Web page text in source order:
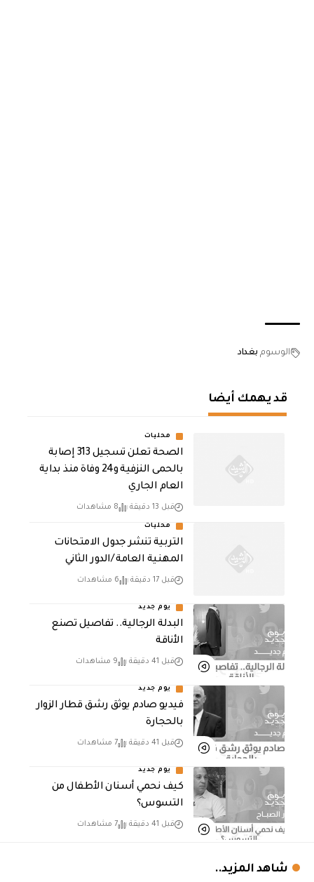
الوسوم بغداد
قد يهمك أيضا
محليات
الصحة تعلن تسجيل 313 إصابة
بالحمى النزفية و24 وفاة منذ بداية
العام الجاري
قبل 13 دقيقة 8 مشاهدات
محليات
التربية تنشر جدول الامتحانات
المهنية العامة /الدور الثاني
قبل 17 دقيقة 6 مشاهدات
يوم جديد
البدلة الرجالية.. تفاصيل تصنع
الأناقة
قبل 41 دقيقة 9 مشاهدات
يوم جديد
فيديو صادم يوثق رشق قطار الزوار
بالحجارة
قبل 41 دقيقة 7 مشاهدات
يوم جديد
كيف نحمي أسنان الأطفال من
التسوس؟
قبل 41 دقيقة 7 مشاهدات
شاهد المزيد..